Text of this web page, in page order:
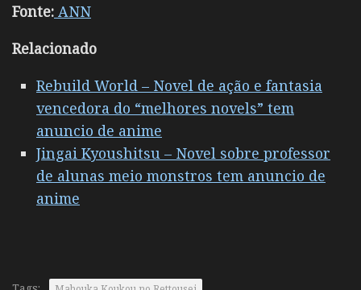
Fonte: ANN
Relacionado
Rebuild World – Novel de ação e fantasia
vencedora do “melhores novels” tem
anuncio de anime
Jingai Kyoushitsu – Novel sobre professor
de alunas meio monstros tem anuncio de
anime